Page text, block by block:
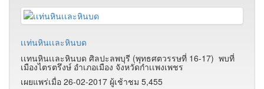
เเท่นหินเเละหินบด
เเทนหินเเละหินบด ศิลปะลพบุรี (พุทธศตวรรษที่ 16-17) พบที่
เมืองไตรตรึงษ์ อำเภอเมือง จังหวัดกำเเพงเพชร
เผยแพร่เมื่อ 26-02-2017 ผู้เช้าชม 5,455